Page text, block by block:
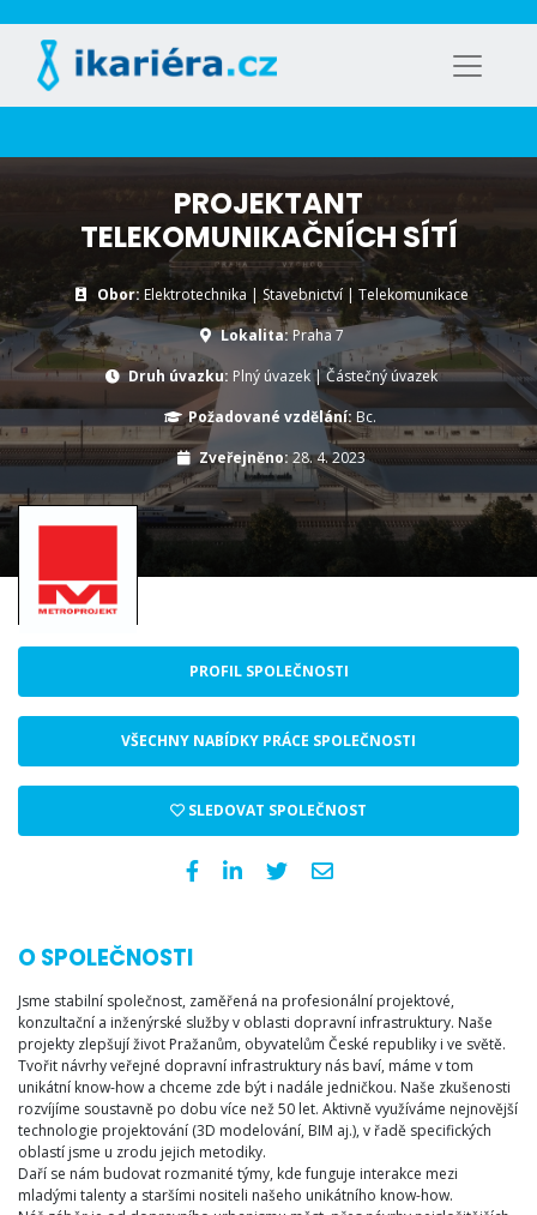
PROJEKTANT
TELEKOMUNIKAČNÍCH SÍTÍ
Obor: Elektrotechnika | Stavebnictví | Telekomunikace
Lokalita: Praha 7
Druh úvazku: Plný úvazek|Částečný úvazek
Požadované vzdělání: Bc.
Zveřejněno: 28. 4. 2023
PROFIL SPOLEČNOSTI
VŠECHNY NABÍDKY PRÁCE SPOLEČNOSTI
SLEDOVAT SPOLEČNOST
O SPOLEČNOSTI
Jsme stabilní společnost, zaměřená na profesionální projektové,
konzultační a inženýrské služby v oblasti dopravní infrastruktury. Naše
projekty zlepšují život Pražanům, obyvatelům České republiky i ve světě.
Tvořit návrhy veřejné dopravní infrastruktury nás baví, máme v tom
unikátní know-how a chceme zde být i nadále jedničkou. Naše zkušenosti
rozvíjíme soustavně po dobu více než 50 let. Aktivně využíváme nejnovější
technologie projektování (3D modelování, BIM aj.), v řadě specifických
oblastí jsme u zrodu jejich metodiky.
Daří se nám budovat rozmanité týmy, kde funguje interakce mezi
mladými talenty a staršími nositeli našeho unikátního know-how.